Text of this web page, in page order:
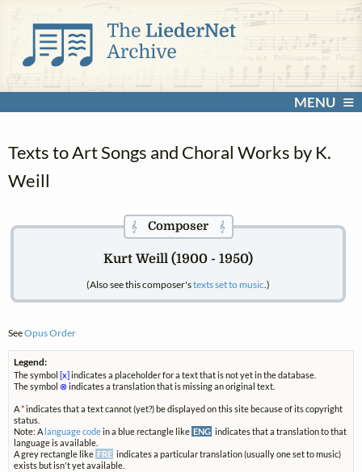
MENU
Texts to Art Songs and Choral Works by K.
Weill
𝄞Composer 𝄞
Kurt Weill (1900 - 1950)
(Also see this composer'stexts set to music.)
SeeOpus Order
Legend:
The symbol[x]indicates a placeholder for a text that is not yet in the database.
The symbol ⊗indicates a translation that is missing an original text.
A*indicates that a text cannot (yet?) be displayed on this site because of its copyright
status.
Note: A language codein a blue rectangle like ENG indicates that a translation to that
language is available.
A grey rectangle like FRE indicates a particular translation (usually one set to music)
exists but isn't yet available.